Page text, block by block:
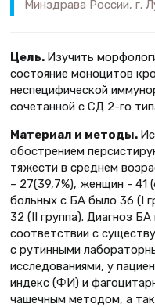
Минздрава России, г.
Цель. Изучить
состояние моноцитов
неспецифической
сочетанной с СД 2-го
Материал и методы.
обострением
тяжести в среднем
– 27(39,7%), женщин - 41
больных с БА было 36 (I
32 (II группа). Диагноз
соответствии с
с рутинными
исследованиями, у
индекс (ФИ) и
чашечным методом, а